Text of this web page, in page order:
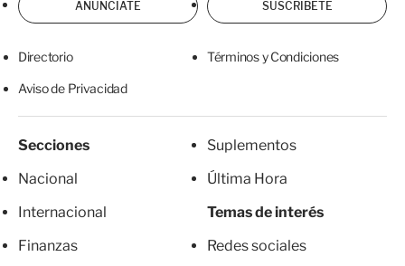
ANÚNCIATE SUSCRÍBETE
Directorio Términos y Condiciones
Aviso de Privacidad
Secciones
Nacional
Internacional
Finanzas
Suplementos
Última Hora
Temas de interés
Redes sociales